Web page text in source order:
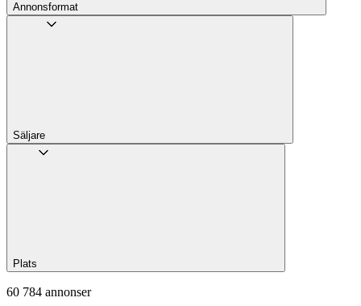
Annons­format
Säljare
Plats
60 784 annonser